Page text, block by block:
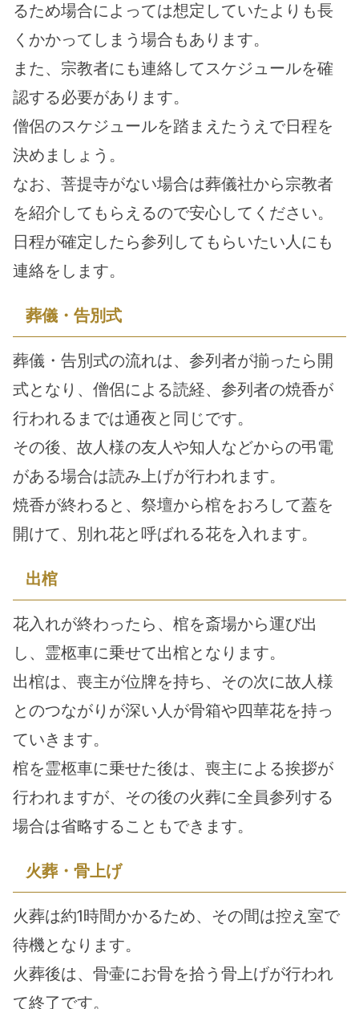
るため場合によっては想定していたよりも長
くかかってしまう場合もあります。
また、宗教者にも連絡してスケジュールを確
認する必要があります。
僧侶のスケジュールを踏まえたうえで日程を
決めましょう。
なお、菩提寺がない場合は葬儀社から宗教者
を紹介してもらえるので安心してください。
日程が確定したら参列してもらいたい人にも
連絡をします。
葬儀・告別式
葬儀・告別式の流れは、参列者が揃ったら開
式となり、僧侶による読経、参列者の焼香が
行われるまでは通夜と同じです。
その後、故人様の友人や知人などからの弔電
がある場合は読み上げが行われます。
焼香が終わると、祭壇から棺をおろして蓋を
開けて、別れ花と呼ばれる花を入れます。
出棺
花入れが終わったら、棺を斎場から運び出
し、霊柩車に乗せて出棺となります。
出棺は、喪主が位牌を持ち、その次に故人様
とのつながりが深い人が骨箱や四華花を持っ
ていきます。
棺を霊柩車に乗せた後は、喪主による挨拶が
行われますが、その後の火葬に全員参列する
場合は省略することもできます。
火葬・骨上げ
火葬は約1時間かかるため、その間は控え室で
待機となります。
火葬後は、骨壷にお骨を拾う骨上げが行われ
て終了です。